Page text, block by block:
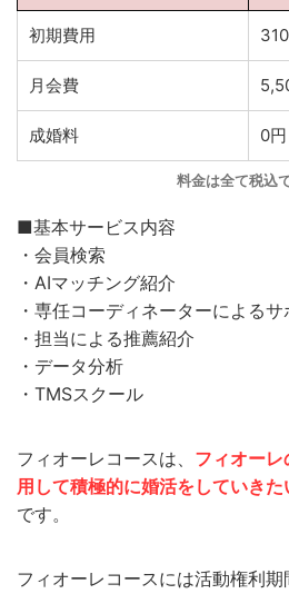
初期費用
月会費
成婚料 0円
料金は全て税込で
■基本サービス内容
・会員検索
・AIマッチング紹介
・専任コーディネーターによるサ
・担当による推薦紹介
・データ分析
・TMSスクール
フィオーレコースは、 フィオーレ
用して積極的に婚活をしていき
です。
フィオーレコースには活動権利